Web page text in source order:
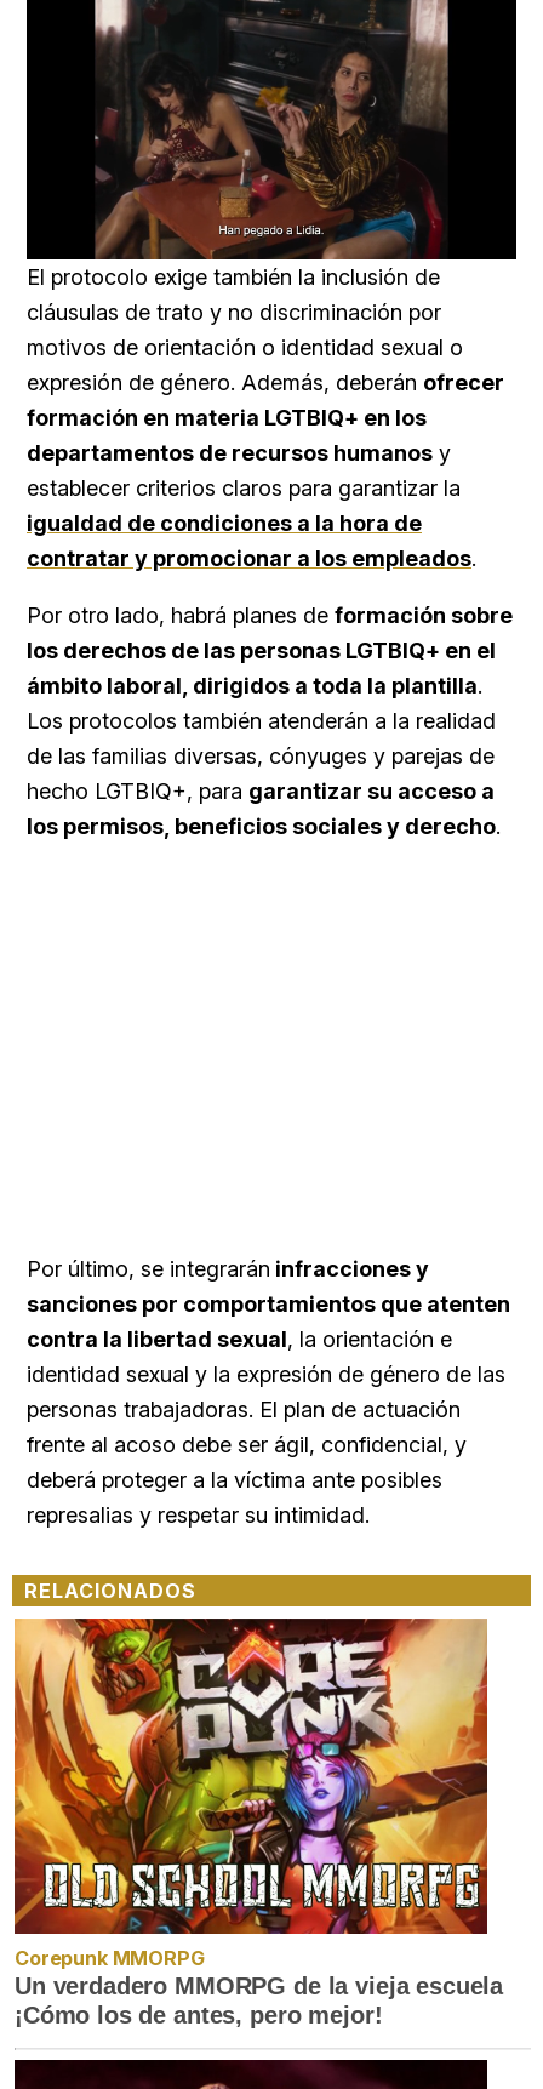
Unmute Loaded:
57.99%
El protocolo exige también la inclusión de
cláusulas de trato y no discriminación por
motivos de orientación o identidad sexual o
expresión de género. Además, deberán ofrecer
formación en materia LGTBIQ+ en los
departamentos de recursos humanos y
establecer criterios claros para garantizar la
igualdad de condiciones a la hora de
contratar y promocionar a los empleados.
Por otro lado, habrá planes de formación sobre
los derechos de las personas LGTBIQ+ en el
ámbito laboral, dirigidos a toda la plantilla.
Los protocolos también atenderán a la realidad
de las familias diversas, cónyuges y parejas de
hecho LGTBIQ+, para garantizar su acceso a
los permisos, beneficios sociales y derecho.
Por último, se integrarán infracciones y
sanciones por comportamientos que atenten
contra la libertad sexual, la orientación e
identidad sexual y la expresión de género de las
personas trabajadoras. El plan de actuación
frente al acoso debe ser ágil, confidencial, y
deberá proteger a la víctima ante posibles
represalias y respetar su intimidad.
RELACIONADOS
Corepunk MMORPG
Un verdadero MMORPG de la vieja escuela
¡Cómo los de antes, pero mejor!